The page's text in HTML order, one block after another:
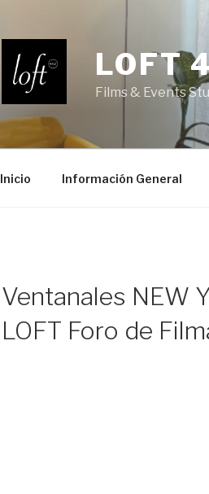
LOFT
Films & Events
Inicio Información General
Ventanales NEW
LOFT Foro de